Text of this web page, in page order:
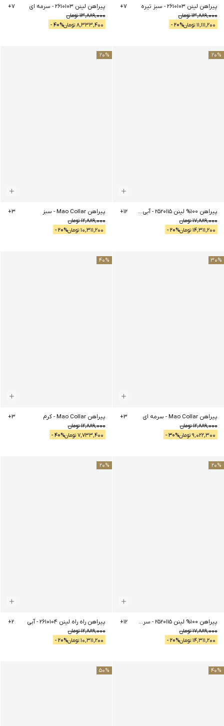
پیراهن لینن 2610103 - سبز تیره
13,889,000تومان
11,111,200 تومان 20% -
+7 پیراهن لینن 2610103 - سرمه ای
13,889,000تومان
8,333,400 تومان 40% -
+7
20%
پیراهن 100% لینن 2520115 -آبی روشن
17,889,000تومان
14,311,200 تومان 20% -
+12
20%
پیراهن Mao Collar - سبز
12,889,000تومان
10,311,200 تومان 20% -
+3
30%
پیراهن Mao Collar - سرمه ای
12,889,000تومان
9,022,300 تومان 30% -
+3
40%
پیراهن Mao Collar -کرم
12,889,000تومان
7,733,400 تومان 40% -
+3
20%
پیراهن 100% لینن 2520115 - سرمه ای
17,889,000تومان
14,311,200 تومان 20% -
+12
20%
پیراهن راه راه لینن 2610104 -آبی
12,889,000تومان
10,311,200 تومان 20% -
+2
40%
50%